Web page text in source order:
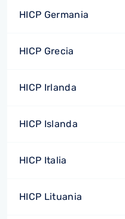
HICP Germania
HICP Grecia
HICP Irlanda
HICP Islanda
HICP Italia
HICP Lituania